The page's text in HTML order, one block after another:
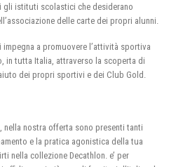
gli istituti scolastici che desiderano
delle carte dei propri alunni.
impegna a promuovere l’attività sportiva
in tutta Italia, attraverso la scoperta di
dei propri sportivi e dei Club Gold.
nella nostra offerta sono presenti tanti
e la pratica agonistica della tua
nella collezione Decathlon. e’ per